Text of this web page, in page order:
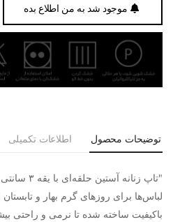
موجود شد به من اطلاع بده
توضیحات محصول اطلاعات تکمیلی
"تاپ زنانه
لباس‌ها برای روزهای گرم بهار و
باکیفیت ساخته شده تا نرمی و راحتی